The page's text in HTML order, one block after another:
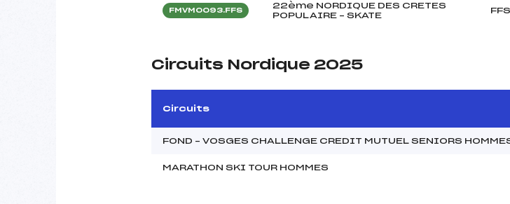
FMVM0093.FFS
22ème NORDIQUE DES CRETES
POPULAIRE – SKATE
FFS
Circuits Nordique 2025
Circuits
FOND – VOSGES CHALLENGE CREDIT MUTUEL SENIORS
MARATHON SKI TOUR HOMMES